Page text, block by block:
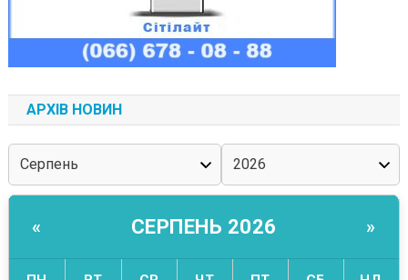
АРХІВ НОВИН
« СЕРПЕНЬ 2026 »